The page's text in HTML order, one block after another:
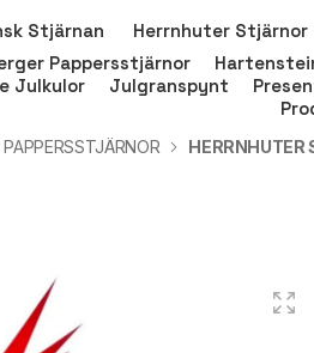
Stjärnan Herrnhuter Stjärnor
Pappersstjärnor
Julkulor
Julgranspynt
HERRNHUTER